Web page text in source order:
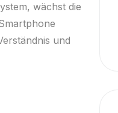
wächst die
und